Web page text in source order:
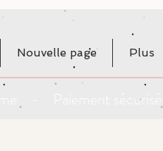
Nouvelle page Plus
- Paiement sécurisé